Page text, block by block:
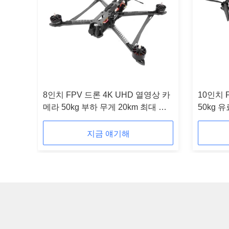
8인치 FPV 드론 4K UHD 열영상 카
메라 50kg 부하 무게 20km 최대 비
행 거리
지금 얘기해
10인치
50kg 유
20km